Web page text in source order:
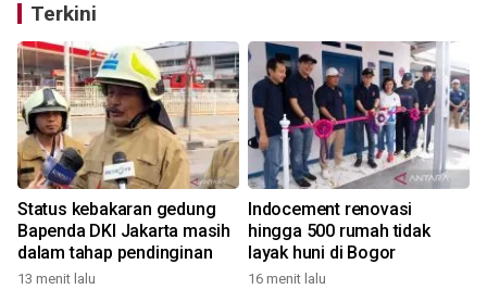
Terkini
Status kebakaran gedung
Bapenda DKI Jakarta masih
dalam tahap pendinginan
13 menit lalu
Indocement renovasi
hingga 500 rumah tidak
layak huni di Bogor
16 menit lalu